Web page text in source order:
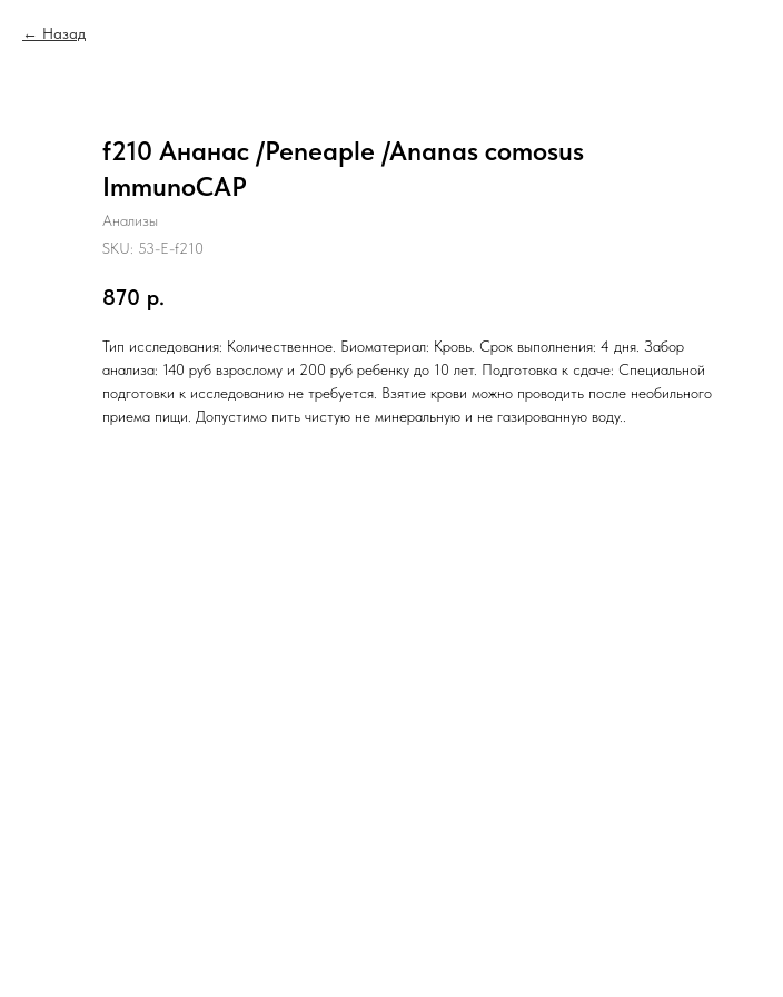
Назад
f210 Ананас /Peneaple /Ananas comosus
ImmunoCAP
Анализы
SKU: 53-E-f210
870 р.
Тип исследования: Количественное. Биоматериал: Кровь. Срок выполнения: 4 дня. Забор
анализа: 140 руб взрослому и 200 руб ребенку до 10 лет. Подготовка к сдаче: Специальной
подготовки к исследованию не требуется. Взятие крови можно проводить после необильного
приема пищи. Допустимо пить чистую не минеральную и не газированную воду..